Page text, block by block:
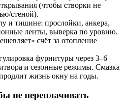
(чтобы створки не
стеной).
и тишине: прослойки, анкера,
ленты, выверка по уровню.
счёт за отопление
фурнитуры через 3–6
и сезонные режимы. Смазка
жизнь окну на годы.
не переплачивать